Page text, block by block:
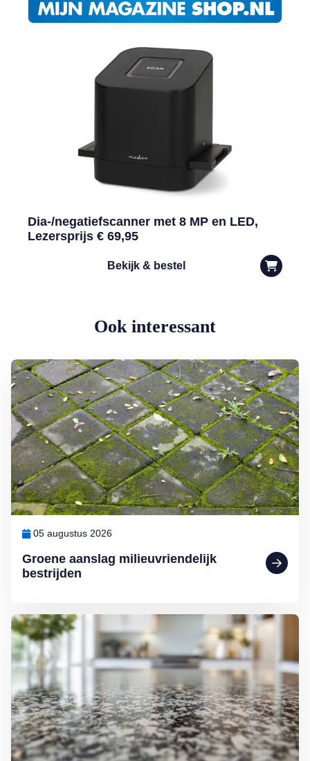
Dia-/negatiefscanner met 8 MP en LED,
Lezersprijs € 69,95
Bekijk & bestel
Ook interessant
Groene aanslag milieuvriendelijk
bestrijden
05 augustus 2026
Lees meer over Groene aanslag milieuvriendelijk bestrijden
Lees meer over Een keukenblad van graniet: alles wat u moet weten